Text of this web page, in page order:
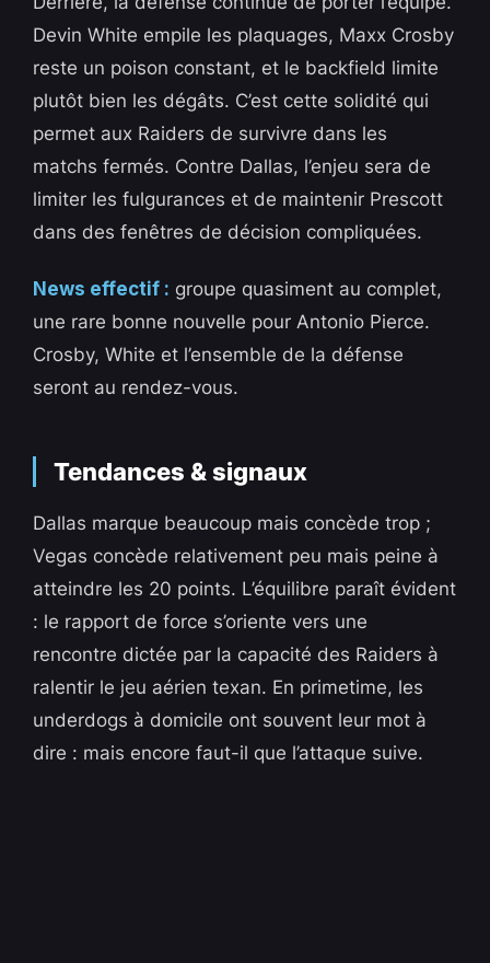
Devin White empile les plaquages, Maxx Crosby
reste un poison constant, et le backfield limite
plutôt bien les dégâts. C’est cette solidité qui
permet aux Raiders de survivre dans les
matchs fermés. Contre Dallas, l’enjeu sera de
limiter les fulgurances et de maintenir Prescott
dans des fenêtres de décision compliquées.
News effectif : groupe quasiment au complet,
une rare bonne nouvelle pour Antonio Pierce.
Crosby, White et l’ensemble de la défense
seront au rendez-vous.
Tendances & signaux
Dallas marque beaucoup mais concède trop ;
Vegas concède relativement peu mais peine à
atteindre les 20 points. L’équilibre paraît évident
: le rapport de force s’oriente vers une
rencontre dictée par la capacité des Raiders à
ralentir le jeu aérien texan. En primetime, les
underdogs à domicile ont souvent leur mot à
dire : mais encore faut-il que l’attaque suive.